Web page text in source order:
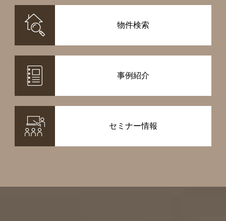
物件検索
事例紹介
セミナー情報